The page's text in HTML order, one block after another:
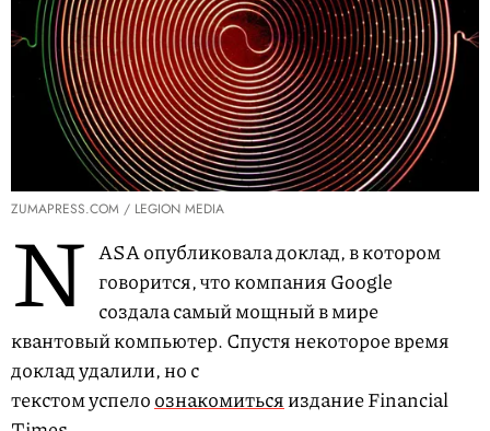
ZUMAPRESS.COM / LEGION MEDIA
N ASA опубликовала доклад, в котором
говорится, что компания Google
создала самый мощный в мире
квантовый компьютер. Спустя некоторое время
доклад удалили, но с
текстом успелоознакомитьсяиздание Financial